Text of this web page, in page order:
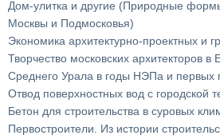
Дом-улитка и другие (Природные
Москвы и Подмосковья)
Экономика архитектурно-проектных и
Творчество московских архитекторов в
Среднего Урала в годы НЭПа и первых
Отвод поверхностных вод с городской
Бетон для строительства в суровых
Первостроители. Из истории